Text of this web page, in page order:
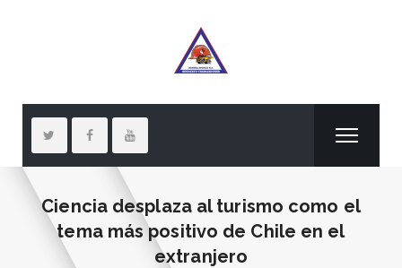
Ciencia desplaza al turismo como el
tema más positivo de Chile en el
extranjero